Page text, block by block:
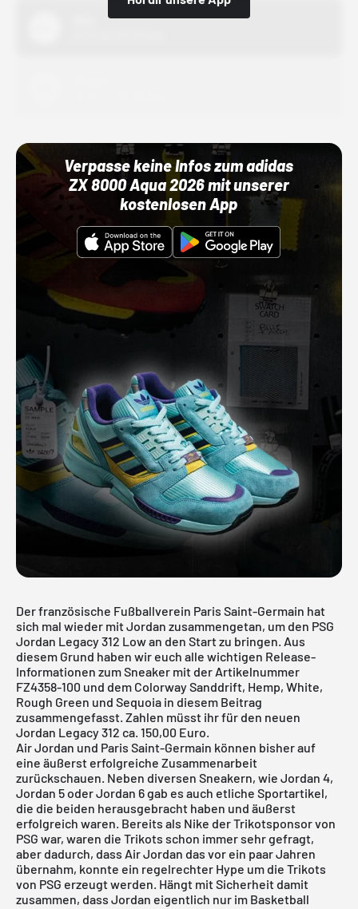
Verpasse keine Infos zum adidas
ZX 8000 Aqua 2026 mit unserer
kostenlosen App
Der französische Fußballverein Paris Saint-Germain hat
sich mal wieder mit Jordan zusammengetan, um den PSG
Jordan Legacy 312 Low an den Start zu bringen. Aus
diesem Grund haben wir euch alle wichtigen Release-
Informationen zum Sneaker mit der Artikelnummer
FZ4358-100 und dem Colorway Sanddrift, Hemp, White,
Rough Green und Sequoia in diesem Beitrag
zusammengefasst. Zahlen müsst ihr für den neuen
Jordan Legacy 312 ca. 150,00 Euro.
Air Jordan und Paris Saint-Germain können bisher auf
eine äußerst erfolgreiche Zusammenarbeit
zurückschauen. Neben diversen Sneakern, wie Jordan 4,
Jordan 5 oderJordan 6gab es auch etliche Sportartikel,
die die beiden herausgebracht haben und äußerst
erfolgreich waren. Bereits als Nike der Trikotsponsor von
PSG war, waren die Trikots schon immer sehr gefragt,
aber dadurch, dass Air Jordan das vor ein paar Jahren
übernahm, konnte ein regelrechter Hype um die Trikots
von PSG erzeugt werden. Hängt mit Sicherheit damit
zusammen, dass Jordan eigentlich nur im Basketball